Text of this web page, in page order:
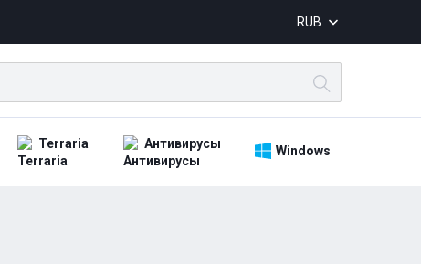
RUB
Terraria Антивирусы Windows